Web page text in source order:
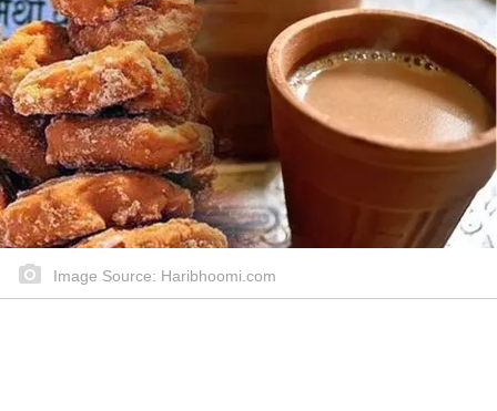
Image Source: Haribhoomi.com